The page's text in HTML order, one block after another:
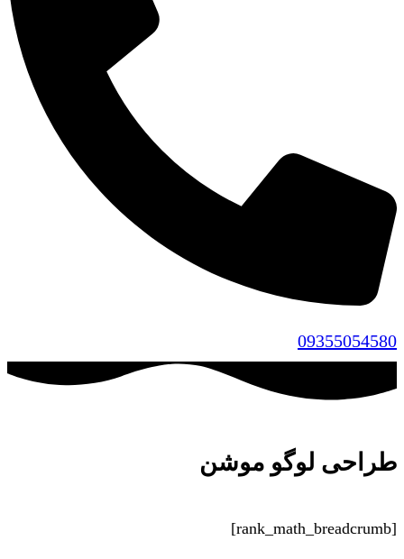
09355054580
طراحی لوگو موشن
[rank_math_breadcrumb]